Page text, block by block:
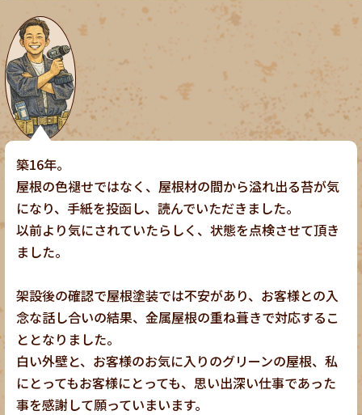
築16年。
屋根の色褪せではなく、屋根材の間から溢れ出る苔が気
になり、手紙を投函し、読んでいただきました。
以前より気にされていたらしく、状態を点検させて頂き
ました。
架設後の確認で屋根塗装では不安があり、お客様との入
念な話し合いの結果、金属屋根の重ね葺きで対応するこ
ととなりました。
白い外壁と、お客様のお気に入りのグリーンの屋根、私
にとってもお客様にとっても、思い出深い仕事であった
事を感謝して願っていまいます。